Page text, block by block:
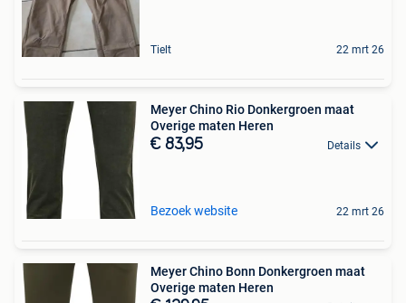
Tielt 22 mrt 26
Meyer Chino Rio Donkergroen maat
Overige maten Heren
€ 83,95 Details
Bezoek website 22 mrt 26
Meyer Chino Bonn Donkergroen maat
Overige maten Heren